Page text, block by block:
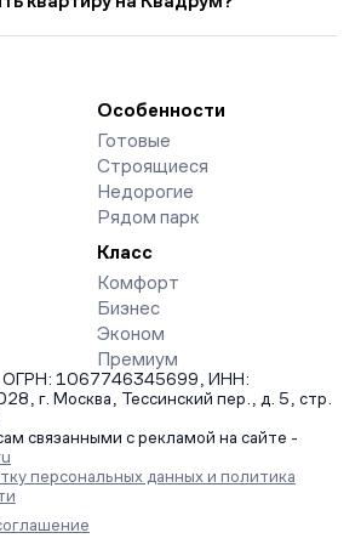
ЖК доступны отзывы жильцов о
интерактивный генплан корпусов,
и поможет одобрить ипотеку по
Чтобы зафиксировать цену, оставьте
Особенности
Готовые
Строящиеся
Недорогие
Рядом парк
Класс
Комфорт
Бизнес
Эконом
Премиум
ОГРН: 1067746345699, ИНН:
г. Москва, Тессинский пер., д. 5, стр.
связанными с рекламой на сайте -
персональных данных и политика